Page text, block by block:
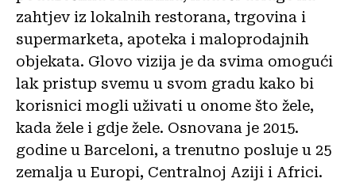
zahtjev iz lokalnih restorana, trgovina i
supermarketa, apoteka i maloprodajnih
objekata. Glovo vizija je da svima omogući
lak pristup svemu u svom gradu kako bi
korisnici mogli uživati u onome što žele,
kada žele i gdje žele. Osnovana je 2015.
godine u Barceloni, a trenutno posluje u 25
zemalja u Europi, Centralnoj Aziji i Africi.